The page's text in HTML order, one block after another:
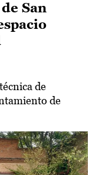
San
de
de